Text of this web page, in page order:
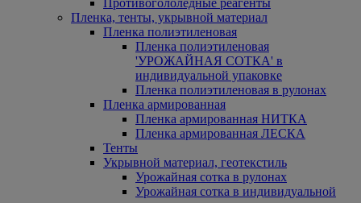
Противогололедные реагенты
Пленка, тенты, укрывной материал
Пленка полиэтиленовая
Пленка полиэтиленовая
'УРОЖАЙНАЯ СОТКА' в
индивидуальной упаковке
Пленка полиэтиленовая в рулонах
Пленка армированная
Пленка армированная НИТКА
Пленка армированная ЛЕСКА
Тенты
Укрывной материал, геотекстиль
Урожайная сотка в рулонах
Урожайная сотка в индивидуальной